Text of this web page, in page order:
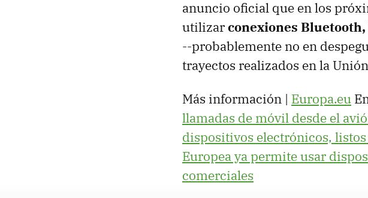
anuncio oficial que en los
utilizarconexiones
--probablemente no en
trayectos realizados en la
Más información | Europa.eu
llamadas de móvil desde el
dispositivos electrónicos,
Europea ya permite usar
comerciales